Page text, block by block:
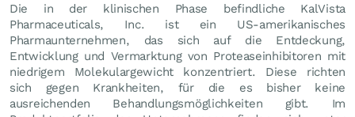
Die in der klinischen Phase befindliche KalVista
Pharmaceuticals, Inc. ist ein US-amerikanisches
Pharmaunternehmen, das sich auf die Entdeckung,
Entwicklung und Vermarktung von Proteaseinhibitoren mit
niedrigem Molekulargewicht konzentriert. Diese richten
sich gegen Krankheiten, für die es bisher keine
ausreichenden Behandlungsmöglichkeiten gibt. Im